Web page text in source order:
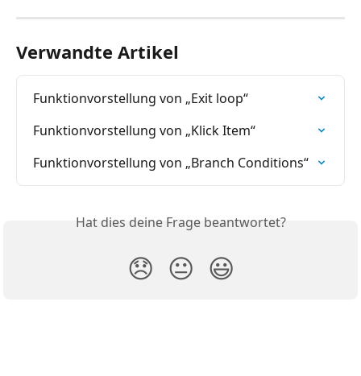
Verwandte Artikel
Funktionvorstellung von „Exit loop“
Funktionvorstellung von „Klick Item“
Funktionvorstellung von „Branch Conditions“
Hat dies deine Frage beantwortet?
😞 😐 😃